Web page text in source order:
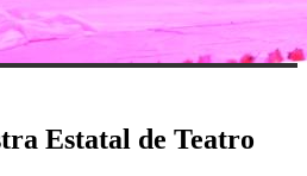
Estatal de Teatro